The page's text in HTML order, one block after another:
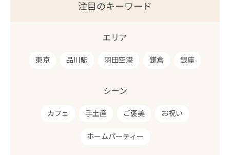
注目のキーワード
エリア
東京 品川駅 羽田空港 鎌倉 銀座
シーン
カフェ 手土産 ご褒美 お祝い
ホームパーティー